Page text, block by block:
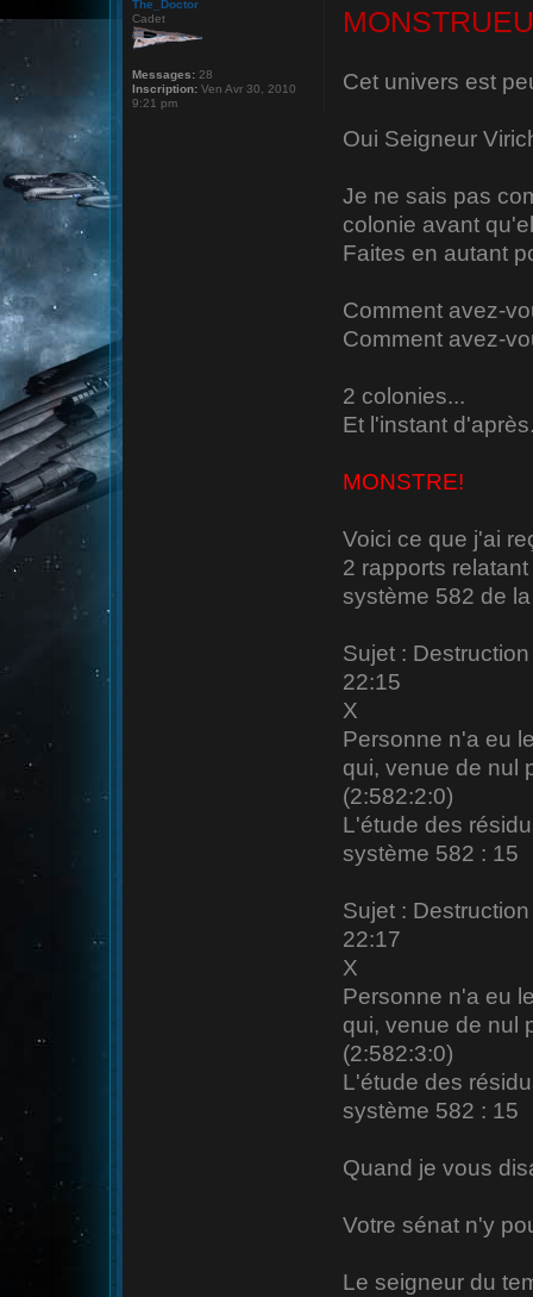
Cet univers est
Oui Seigneur
Je ne sais pas
colonie avant
Faites en autant
Comment avez-
Comment avez-
2 colonies...
Et l'instant
MONSTRE!
Voici ce que j'ai
2 rapports
système 582 de
Sujet :
22:15
X
Personne n'a eu
qui, venue de nul
(2:582:2:0)
L'étude des
système 582 : 15
Sujet :
22:17
X
Personne n'a eu
qui, venue de nul
(2:582:3:0)
L'étude des
système 582 : 15
Quand je vous
Votre sénat n'y
Le seigneur du
The_Doctor
Cadet
Messages: 28
Inscription: Ven Avr 30, 2010
9:21 pm